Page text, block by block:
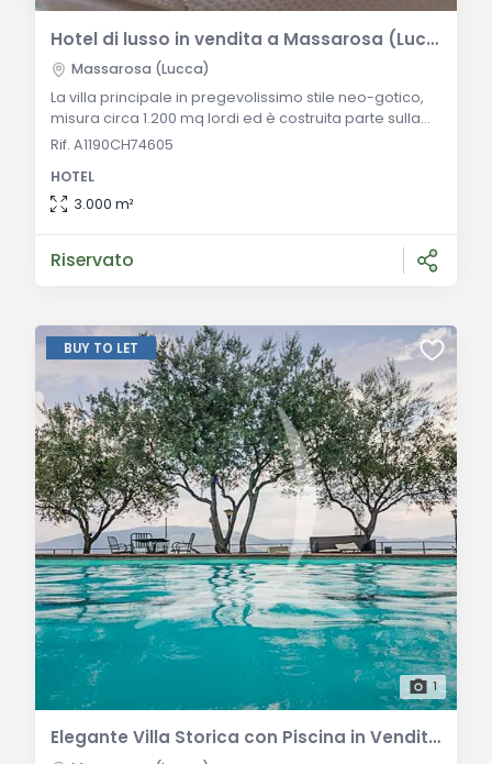
Hotel di lusso in vendita a Massarosa (Lucca)
Massarosa (Lucca)
La villa principale in pregevolissimo stile neo-gotico,
misura circa 1.200 mq lordi ed è costruita parte sulla
terraferma e parte sull'acqua, con un incantevole
infatti accedere alle barche direttamente da casa e
raggiungere Torre del Lago Puccini o il porto di
Rif. A1190CH74605
HOTEL
3.000 m²
Riservato
BUY TO LET
1
Elegante Villa Storica con Piscina in Vendita a Massarosa